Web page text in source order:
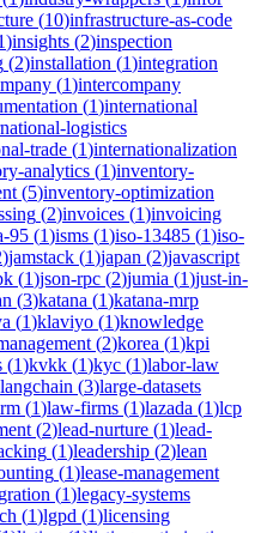
(10)infrastructure-as-code
)insights (2)inspection
(2)installation (1)integration
(1)intercompany
(1)international
logistics
trade (1)internationalization
analytics (1)inventory-
(5)inventory-optimization
(2)invoices (1)invoicing
95 (1)isms (1)iso-13485 (1)iso-
)jamstack (1)japan (2)javascript
(1)json-rpc (2)jumia (1)just-in-
(3)katana (1)katana-mrp
(1)klaviyo (1)knowledge
(2)korea (1)kpi
(1)kvkk (1)kyc (1)labor-law
langchain (3)large-datasets
(1)law-firms (1)lazada (1)lcp
(2)lead-nurture (1)lead-
(1)leadership (2)lean
(1)lease-management
(1)legacy-systems
(1)lgpd (1)licensing